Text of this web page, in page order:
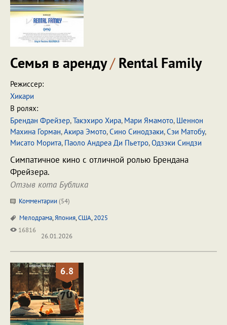
Семья в аренду/Rental Family
Режиссер:
Хикари
В ролях:
Брендан Фрейзер,Такэхиро Хира, Мари Ямамото, Шеннон
Махина Горман,Акира Эмото,Сино Синодзаки,Сэи Матобу,
Мисато Морита, Паоло Андреа Ди Пьетро,Одзэки Синдзи
Симпатичное кино с отличной ролью Брендана
Фрейзера.
Отзыв кота Бублика
Комментарии (54)
Мелодрама,Япония,США,2025
16816
26.01.2026
6.8